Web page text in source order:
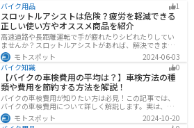
バイク用品 1
スロットルアシストは危険？疲労を軽減できる
正しい使い方やオススメ商品を紹介
高速道路や長距離運転で手が疲れたりシビれたりしてい
ませんか？スロットルアシストがあれば、解決できま
す。この記事ではスロットルアシストを安全に使う場
面、危険性、種類、オススメの商品について解説しま
す。長距離運転をもっと楽にしたいと思っている人は参
考にしてください。
モトスポット
2024-06-03
バイク知識
0
【バイクの車検費用の平均は？】車検方法の種
類や費用を節約する方法を解説！
バイクの車検費用が知りたい方は必見！この記事では、
バイクの車検費用について詳しく解説します。実は、バ
イクの車検費用は一般的に20,000～70,000円程度です。
記事を読めば車検費用に関する知識が深まり、費用対効
モトスポット
2024-10-20